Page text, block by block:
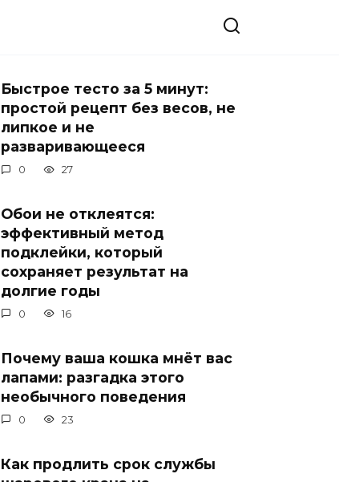
Быстрое тесто за 5 минут:
простой рецепт без весов, не
липкое и не
разваривающееся
0 27
Обои не отклеятся:
эффективный метод
подклейки, который
сохраняет результат на
долгие годы
0 16
Почему ваша кошка мнёт вас
лапами: разгадка этого
необычного поведения
0 23
Как продлить срок службы